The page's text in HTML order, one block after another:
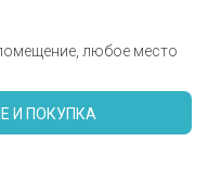
любое место
И ПОКУПКА